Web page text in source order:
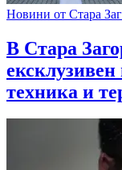
Новини от Стара
В Стара
техника и